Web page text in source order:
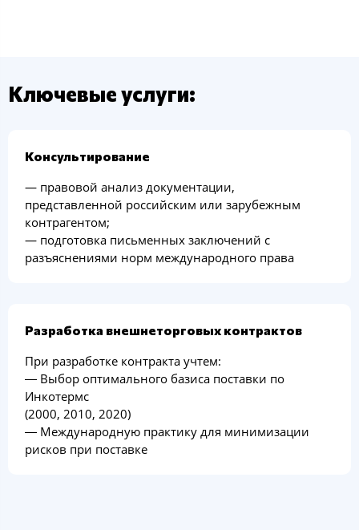
Ключевые услуги:
Консультирование
— правовой анализ документации,
представленной российским или зарубежным
контрагентом;
— подготовка письменных заключений с
разъяснениями норм международного права
Разработка внешнеторговых контрактов
При разработке контракта учтем:
― Выбор оптимального базиса поставки по
Инкотермс
(2000, 2010, 2020)
― Международную практику для минимизации
рисков при поставке